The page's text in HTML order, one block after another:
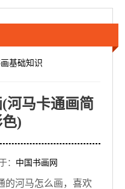
基础知识
河马卡通画简
)
中国书画网
的河马怎么画，喜欢